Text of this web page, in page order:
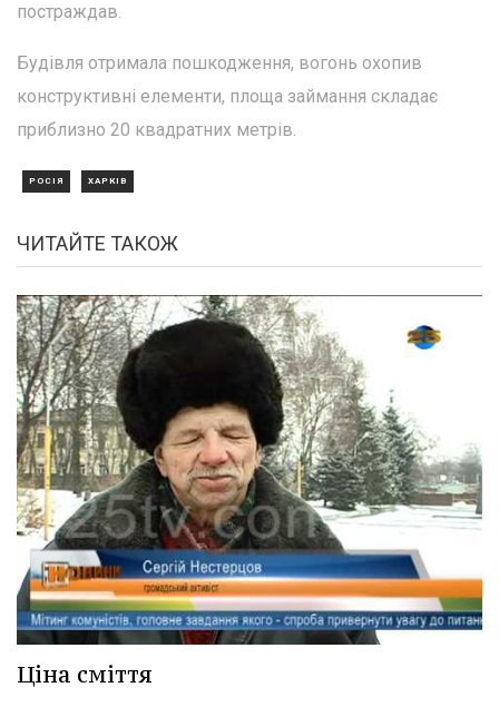
постраждав.
Будівля отримала пошкодження, вогонь охопив
конструктивні елементи, площа займання складає
приблизно 20 квадратних метрів.
РОСІЯ ХАРКІВ
ЧИТАЙТЕ ТАКОЖ
Ціна сміття